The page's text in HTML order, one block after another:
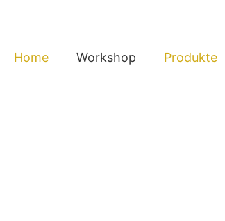
Home Workshop Produkte